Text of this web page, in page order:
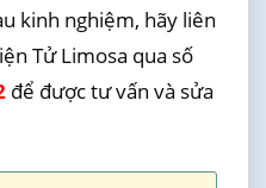
kinh nghiệm, hãy liên
Tử Limosa qua số
để được tư vấn và sửa